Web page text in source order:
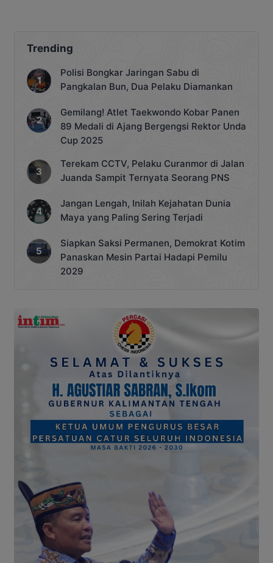
Trending
Polisi Bongkar Jaringan Sabu di
Pangkalan Bun, Dua Pelaku Diamankan
Gemilang! Atlet Taekwondo Kobar Panen
89 Medali di Ajang Bergengsi Rektor Unda
Cup 2025
Terekam CCTV, Pelaku Curanmor di Jalan
Juanda Sampit Ternyata Seorang PNS
Jangan Lengah, Inilah Kejahatan Dunia
Maya yang Paling Sering Terjadi
Siapkan Saksi Permanen, Demokrat Kotim
Panaskan Mesin Partai Hadapi Pemilu
2029